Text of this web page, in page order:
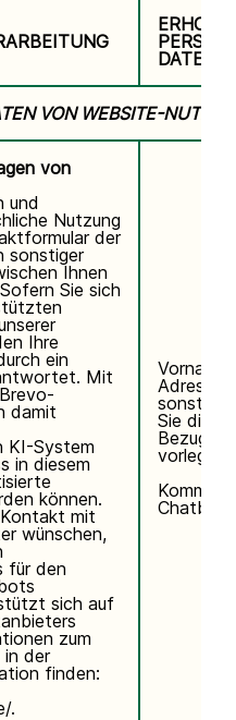
DATEN
VON WEBSITE-
von
und
Nutzung
der
sonstiger
Ihnen
Sie sich
Ihre
ein
Mit
damit
KI-System
in diesem
können.
mit
wünschen,
für den
sich auf
zum
in der
finden:
.
Adresse,
Sie
Bezug
vorlegen.
Chatbot.